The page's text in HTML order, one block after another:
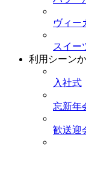
ヴィー
スイー
利用シーン
入社式
忘新年
歓送迎